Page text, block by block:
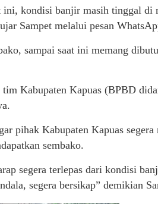
ini, kondisi banjir masih tinggal di
Sampet melalui pesan
sampai saat ini memang
Kabupaten Kapuas (BPBD
pihak Kabupaten Kapuas
sembako.
segera terlepas dari kondisi
segera bersikap” demikian